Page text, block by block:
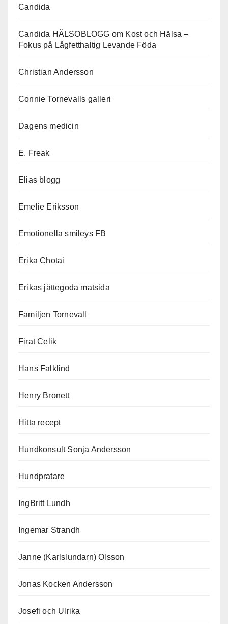
Candida
Candida HÄLSOBLOGG om Kost och Hälsa –
Fokus på Lågfetthaltig Levande Föda
Christian Andersson
Connie Tornevalls galleri
Dagens medicin
E. Freak
Elias blogg
Emelie Eriksson
Emotionella smileys FB
Erika Chotai
Erikas jättegoda matsida
Familjen Tornevall
Firat Celik
Hans Falklind
Henry Bronett
Hitta recept
Hundkonsult Sonja Andersson
Hundpratare
IngBritt Lundh
Ingemar Strandh
Janne (Karlslundarn) Olsson
Jonas Kocken Andersson
Josefi och Ulrika